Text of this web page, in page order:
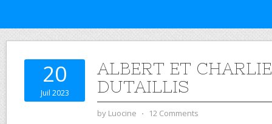
20
Juil 2023
ALBERT ET
DUTAILLIS
by Luocine ⋅ 12 Comments